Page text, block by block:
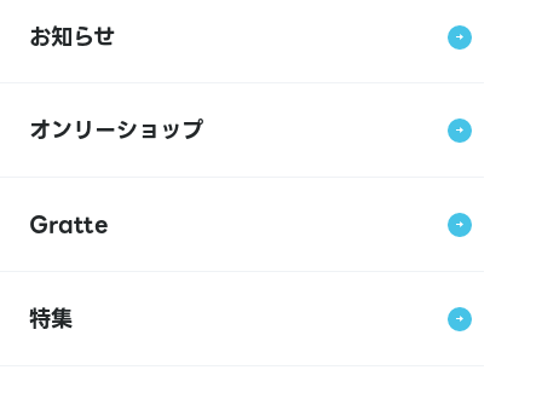
お知らせ
オンリーショップ
Gratte
特集